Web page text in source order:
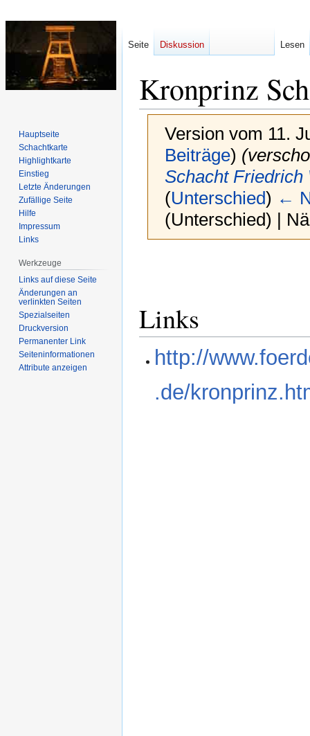
Kronprinz
Version vom 11.
Beiträge)
Schacht Friedrich
(Unterschied) ←
(Unterschied) |
Links
http://
.de/
Seite Diskussion Lesen
Hauptseite
Schachtkarte
Highlightkarte
Einstieg
Letzte Änderungen
Zufällige Seite
Hilfe
Impressum
Links
Werkzeuge
Links auf diese Seite
Änderungen an
verlinkten Seiten
Spezialseiten
Druckversion
Permanenter Link
Seiten­­informationen
Attribute anzeigen